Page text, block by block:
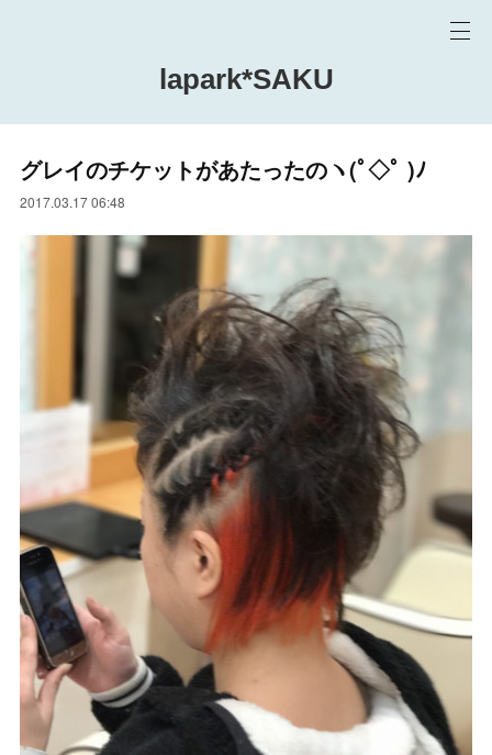
lapark*SAKU
グレイのチケットがあたったのヽ(ﾟ◇ﾟ )ﾉ
2017.03.17 06:48